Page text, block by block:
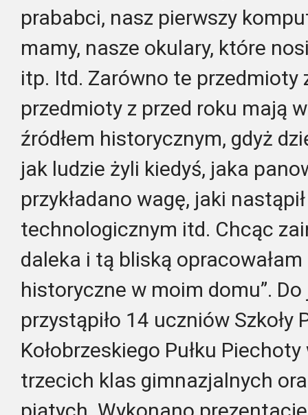
prababci, nasz pierwszy
mamy, nasze okulary, które
itp. Itd. Zarówno te przedmioty
przedmioty z przed roku mają
źródłem historycznym, gdyż
jak ludzie żyli kiedyś, jaka
przykładano wagę, jaki
technologicznym itd. Chcąc
daleka i tą bliską opracowałam
historyczne w moim domu”.
przystąpiło 14 uczniów Szkoły
Kołobrzeskiego Pułku
trzecich klas gimnazjalnych